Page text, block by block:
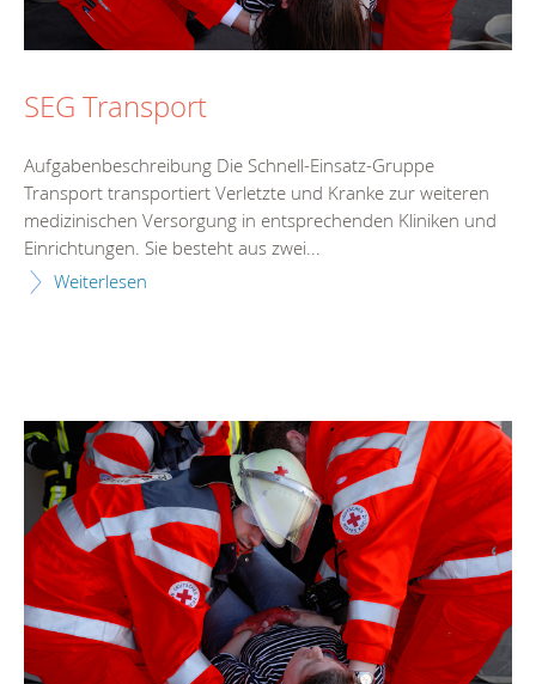
SEG Transport
Aufgabenbeschreibung Die Schnell-Einsatz-Gruppe
Transport transportiert Verletzte und Kranke zur weiteren
medizinischen Versorgung in entsprechenden Kliniken und
Einrichtungen. Sie besteht aus zwei...
Weiterlesen